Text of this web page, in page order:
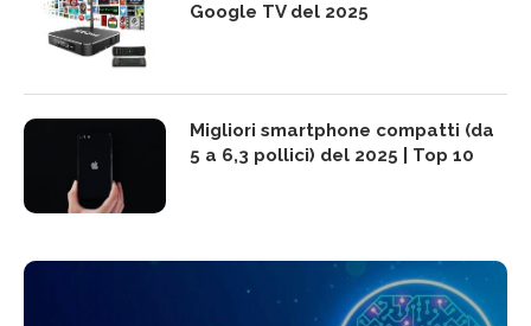
Google TV del 2025
Migliori smartphone compatti (da
5 a 6,3 pollici) del 2025 | Top 10